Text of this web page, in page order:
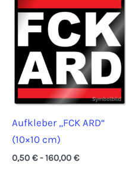
Aufkleber „FCK ARD“
(10×10 cm)
0,50 €-160,00 €